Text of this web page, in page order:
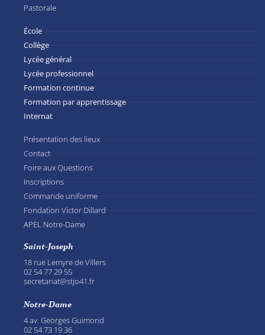
Pastorale
École
Collège
Lycée général
Lycée professionnel
Formation continue
Formation par apprentissage
Internat
Présentation des lieux
Contact
Foire aux Questions
Inscriptions
Commande uniforme
Fondation Victor Dillard
APEL Notre-Dame
Saint-Joseph
18 rue Lemyre de Villers
02 54 77 29 55
secretariat@stjo41.fr
Notre-Dame
4 av. Georges Guimond
02 54 73 19 36